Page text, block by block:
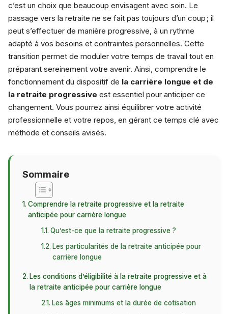
c’est un choix que beaucoup envisagent avec soin. Le
passage vers la retraite ne se fait pas toujours d’un coup ; il
peut s’effectuer de manière progressive, à un rythme
adapté à vos besoins et contraintes personnelles. Cette
transition permet de moduler votre temps de travail tout en
préparant sereinement votre avenir. Ainsi, comprendre le
fonctionnement du dispositif de la carrière longue et de
la retraite progressive est essentiel pour anticiper ce
changement. Vous pourrez ainsi équilibrer votre activité
professionnelle et votre repos, en gérant ce temps clé avec
méthode et conseils avisés.
Sommaire
Comprendre la retraite progressive et la retraite
anticipée pour carrière longue
Qu’est-ce que la retraite progressive ?
Les particularités de la retraite anticipée pour
carrière longue
Les conditions d’éligibilité à la retraite progressive et à
la retraite anticipée pour carrière longue
Les âges minimums et la durée de cotisation